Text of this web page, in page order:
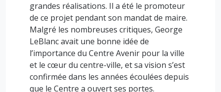
grandes réalisations. Il a été le promoteur
de ce projet pendant son mandat de maire.
Malgré les nombreuses critiques, George
LeBlanc avait une bonne idée de
l’importance du Centre Avenir pour la ville
et le cœur du centre-ville, et sa vision s’est
confirmée dans les années écoulées depuis
que le Centre a ouvert ses portes.